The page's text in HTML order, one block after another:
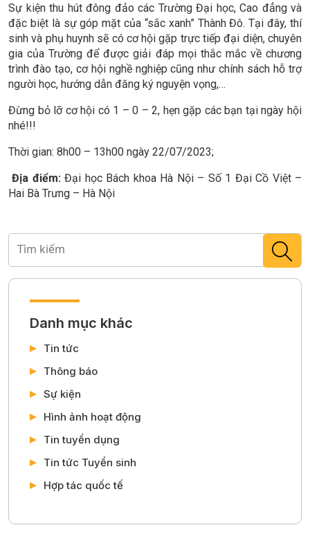
Sự kiện thu hút đông đảo các Trường Đại học, Cao đẳng và
đặc biệt là sự góp mặt của “sắc xanh” Thành Đô. Tại đây, thí
sinh và phụ huynh sẽ có cơ hội gặp trực tiếp đại diện, chuyên
gia của Trường để được giải đáp mọi thắc mắc về chương
trình đào tạo, cơ hội nghề nghiệp cũng như chính sách hỗ trợ
người học, hướng dẫn đăng ký nguyện vọng,…
Đừng bỏ lỡ cơ hội có 1 – 0 – 2, hẹn gặp các bạn tại ngày hội
nhé!!!
Thời gian: 8h00 – 13h00 ngày 22/07/2023;
Địa điểm:Đại học Bách khoa Hà Nội – Số 1 Đại Cồ Việt –
Hai Bà Trưng – Hà Nội
Danh mục khác
Tin tức
Thông báo
Sự kiện
Hình ảnh hoạt động
Tin tuyển dụng
Tin tức Tuyển sinh
Hợp tác quốc tế